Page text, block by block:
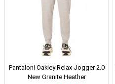
Pantaloni Oakley Relax Jogger 2.0
New Granite Heather